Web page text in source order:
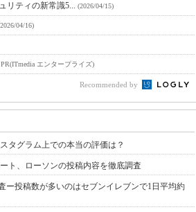
リティの新常識5... (2026/04/15)
04/16)
PR(ITmedia エンタープライズ)
Recommended by
タグラム上での本当の評価は？
ト、ローソンの投稿内容を徹底調査
ー投稿数が多いのはセブンイレブンで1日平均約